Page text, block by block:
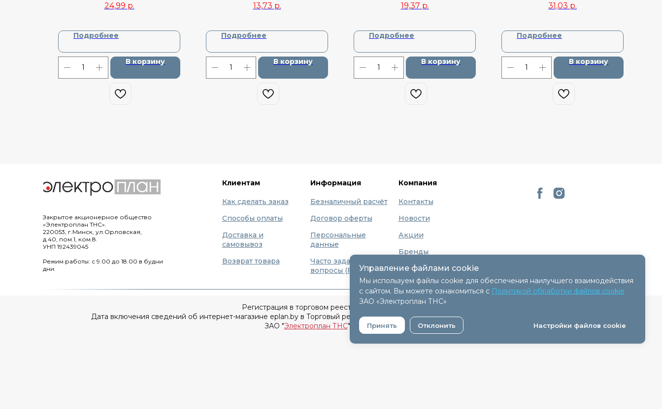
24,99 р.
Подробнее
В корзину
DA88830
13,73 р.
Подробнее
В корзину
19,37 р.
Подробнее
В корзину
31,03 р.
Подробнее
В корзину
Управление файлами cookie
Мы используем файлы cookie для обеспечения наилучшего взаимодействия
с сайтом. Вы можете ознакомиться с Политикой обработки файлов cookie
ЗАО «Электроплан ТНС»
Принять Отклонить Настройки файлов cookie
Закрытое акционерное общество
«Электроплан ТНС».
220053, г.Минск, ул.Орловская,
д.40, пом.1, ком.8.
УНП 192439045
Режим работы: с 9.00 до 18.00 в будни
дни.
Клиентам
Как сделать заказ
Способы оплаты
Доставка и
самовывоз
Возврат товара
Информация
Безналичный расчёт
Договор оферты
Персональные
данные
Часто задаваемые
вопросы (FAQ)
Компания
Контакты
Новости
Акции
Бренды
О нас
Регистрация в торговом реестре 9 декабря 2015г.
Дата включения сведений об интернет-магазине eplan.by в Торговый реестр Республики Беларусь - 11.04.2018, № регистрации 41254.
ЗАО "Электроплан ТНС" © 2005-2026.